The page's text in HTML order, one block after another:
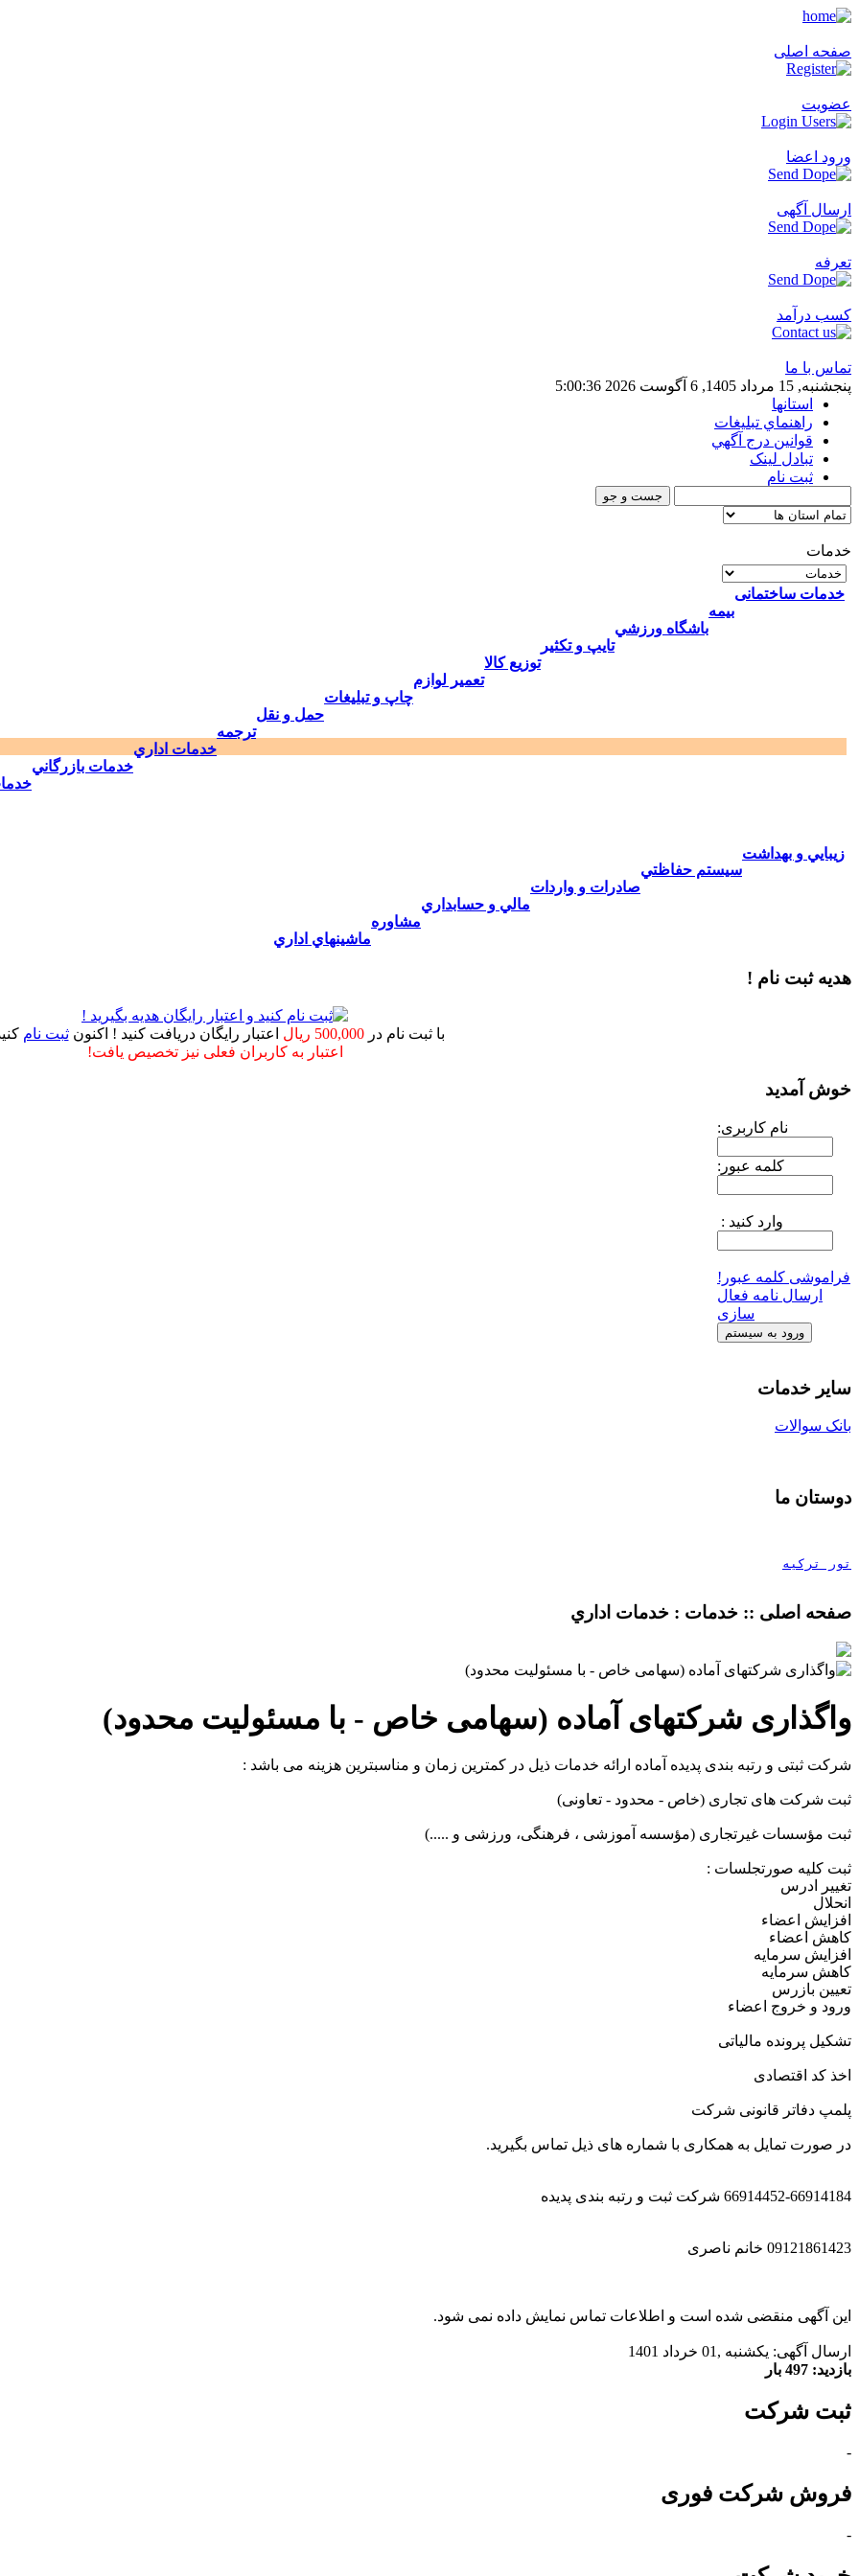
صفحه اصلی
عضویت
ورود اعضا
ارسال آگهی
تعرفه
کسب درآمد
تماس با ما
پنجشنبه, 15 مرداد 1405, 6 آگوست 2026
5:00:36
استانها
راهنماي تبليغات
قوانين درج آگهي
تبادل لینک
ثبت نام
خدمات
خدمات ساختمانی
بيمه
باشگاه ورزشي
تايپ و تكثير
توزيع كالا
تعمير لوازم
چاپ و تبليغات
حمل و نقل
ترجمه
خدمات اداري
خدمات بازرگاني
زيبايي و بهداشت
سيستم حفاظتي
صادرات و واردات
مالي و حسابداري
مشاوره
ماشينهاي اداري
هدیه ثبت نام !
با ثبت نام در500,000 ریال اعتبار رایگان دریافت کنید ! اکنونثبت نام
اعتبار به کاربران فعلی نیز تخصیص یافت!
خوش آمدید
نام کاربری:
کلمه عبور:
وارد کنید :
فراموشی کلمه عبور!
ارسال نامه فعال
سازی
سایر خدمات
بانک سوالات
دوستان ما
تور ترکیه
صفحه اصلی :: خدمات : خدمات اداري
واگذاری شرکتهای آماده (سهامی خاص - با مسئولیت محدود)
شرکت ثبتی و رتبه بندی پدیده آماده ارائه خدمات ذیل در کمترین زمان و مناسبترین هزینه می باشد :
ثبت شرکت های تجاری (خاص - محدود - تعاونی)
ثبت مؤسسات غیرتجاری (مؤسسه آموزشی ، فرهنگی، ورزشی و .....)
ثبت کلیه صورتجلسات :
تغییر ادرس
انحلال
افزایش اعضاء
کاهش اعضاء
افزایش سرمایه
کاهش سرمایه
تعیین بازرس
ورود و خروج اعضاء
تشکیل پرونده مالیاتی
اخذ کد اقتصادی
پلمپ دفاتر قانونی شرکت
در صورت تمایل به همکاری با شماره های ذیل تماس بگیرید.
66914452-66914184 شرکت ثبت و رتبه بندی پدیده
09121861423 خانم ناصری
این آگهی منقضی شده است و اطلاعات تماس نمایش داده نمی شود.
ارسال آگهی: يكشنبه ,01 خرداد 1401
بازدید: 497 بار
ثبت شرکت
-
فروش شرکت فوری
-